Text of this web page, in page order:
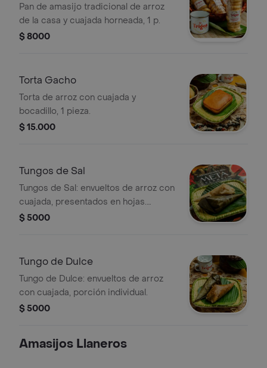
Pan de amasijo tradicional de arroz
de la casa y cuajada horneada, 1 p.
$ 8000
Torta Gacho
Torta de arroz con cuajada y
bocadillo, 1 pieza.
$ 15.000
Tungos de Sal
Tungos de Sal: envueltos de arroz con
cuajada, presentados en hojas.
Porción individual.
$ 5000
Tungo de Dulce
Tungo de Dulce: envueltos de arroz
con cuajada, porción individual.
$ 5000
Amasijos Llaneros